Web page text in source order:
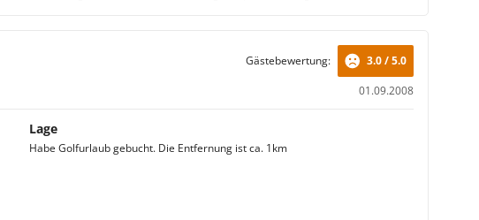
01.09.2008
Gästebewertung: 3.0 / 5.0
Lage
Habe Golfurlaub gebucht. Die Entfernung ist ca. 1km